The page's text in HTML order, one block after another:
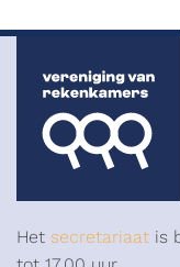
Het secretariaat is